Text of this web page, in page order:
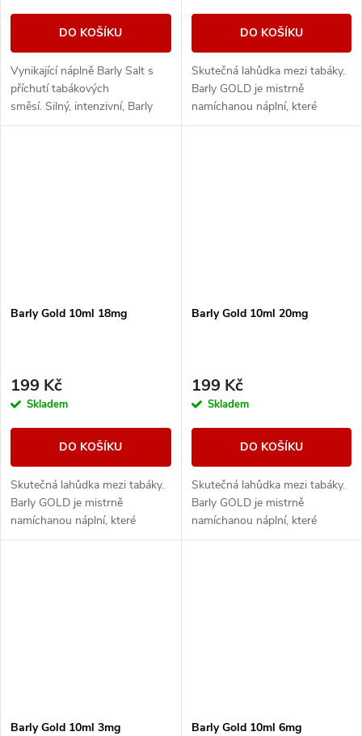
DO KOŠÍKU
Vynikající náplně Barly Salt s
příchutí tabákových
směsí. Silný, intenzivní, Barly
BLACK přináší do vaší e-
DO KOŠÍKU
Skutečná lahůdka mezi tabáky.
Barly GOLD je mistrně
namíchanou náplní, které
vládne světlý virginský tabák
Barly Gold 10ml 18mg
199 Kč
Skladem
DO KOŠÍKU
Skutečná lahůdka mezi tabáky.
Barly GOLD je mistrně
namíchanou náplní, které
vládne světlý virginský tabák
Barly Gold 10ml 20mg
199 Kč
Skladem
DO KOŠÍKU
Skutečná lahůdka mezi tabáky.
Barly GOLD je mistrně
namíchanou náplní, které
vládne světlý virginský tabák
Barly Gold 10ml 3mg Barly Gold 10ml 6mg